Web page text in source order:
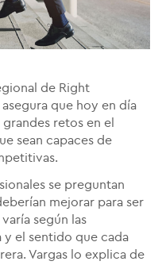
de Right
que hoy en día
retos en el
sean capaces de
se preguntan
mejorar para ser
según las
y el sentido que cada
Vargas lo explica de